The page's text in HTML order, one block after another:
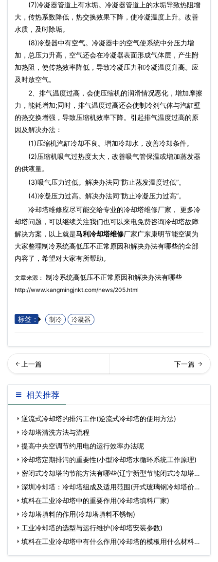
(7)冷凝器管道上有水垢。冷凝器管道上的水垢导致热阻增
大，传热系数降低，热交换效果下降，使冷凝温度上升。改善
水质，及时除垢。
(8)冷凝器中有空气。冷凝器中的空气使系统中分压力增
加，总压力升高，空气还会在冷凝器表面形成气体层，产生附
加热阻，使传热效率降低，导致冷凝压力和冷凝温度升高。应
及时放空气。
2、排气温度过高，会使压缩机的润滑情况恶化，增加摩擦
力，能耗增加;同时，排气温度过高还会使制冷剂气体与汽缸壁
的热交换增强，导致压缩机效率下降。引起排气温度过高的原
因及解决办法：
(1)压缩机汽缸冷却不良。增加冷却水，改善冷却条件。
(2)压缩机吸气过热度太大，改善吸气管保温或增加蒸发器
的供液量。
(3)吸气压力过低。解决办法同“防止蒸发温度过低”。
(4)冷凝压力过高。解决办法同“防止冷凝压力过高”。
冷却塔维修应尽可能交给专业的冷却塔维修厂家， 更多冷
却塔问题，可以继续关注我们也可以来电免费咨询冷却塔故障
解决方案，以上就是马利冷却塔维修厂家广东康明节能空调为
大家整理制冷系统高低压不正常原因和解决办法有哪些的全部
内容了，希望对大家有所帮助。
文章来源： 制冷系统高低压不正常原因和解决办法有哪些
http://www.kangmingjnkt.com/news/205.html
标签： 制冷 冷凝器
台冷却塔并联使用的注意事
项…
璃钢冷却塔的优势,为何选择
玻璃钢冷却塔？
相关推荐
逆流式冷却塔的排污工作(逆流式冷却塔的使用方法)
冷却塔清洗方法与流程
提高中央空调节约用电的运行效率办法呢
冷却塔定期排污的重要性(小型冷却塔水循环系统工作原理)
密闭式冷却塔的节能方法有哪些(辽宁新型节能闭式冷却塔厂
家 深圳冷却塔：冷却塔组成及适用范围(开式玻璃钢冷却塔价格
一般
填料在工业冷却塔中的重要作用(冷却塔填料厂家)
冷却塔填料的作用(冷却塔填料不锈钢)
工业冷却塔的选型与运行维护(冷却塔安装参数)
填料在工业冷却塔中有什么作用(冷却塔的模板用什么材料做
成